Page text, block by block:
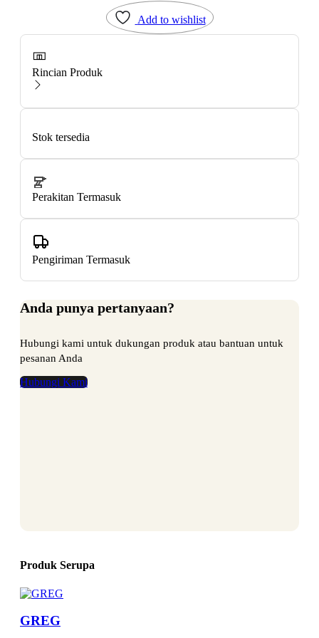
Add to wishlist
Rincian Produk
Stok tersedia
Perakitan Termasuk
Pengiriman Termasuk
Anda punya pertanyaan?
Hubungi kami untuk dukungan produk atau bantuan untuk
pesanan Anda
Hubungi Kami
Produk Serupa
GREG